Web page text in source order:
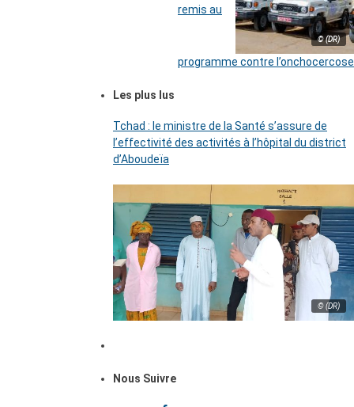
© (DR)
remis au
programme contre l’onchocercose
Les plus lus
Tchad : le ministre de la Santé s’assure de
l’effectivité des activités à l’hôpital du district
d’Aboudeïa
© (DR)
Nous Suivre